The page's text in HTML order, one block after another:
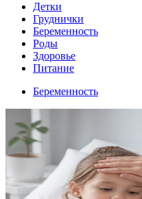
Детки
Груднички
Беременность
Роды
Здоровье
Питание
Беременность